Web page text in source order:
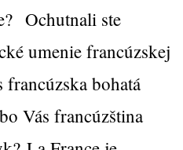
Ochutnali ste
umenie francúzskej
bohatá
Vás francúzština